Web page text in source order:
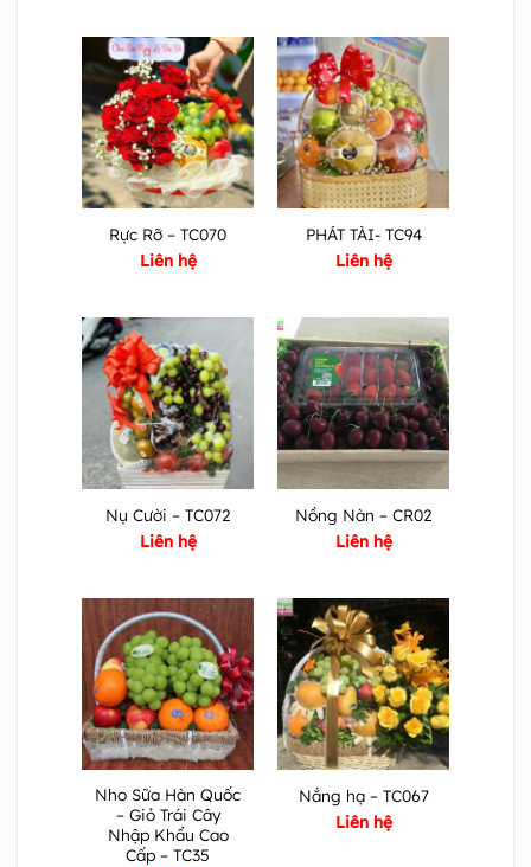
Rực Rỡ – TC070
Liên hệ
PHÁT TÀI- TC94
Liên hệ
Nụ Cười – TC072
Liên hệ
Nồng Nàn – CR02
Liên hệ
Nho Sữa Hàn Quốc
– Giỏ Trái Cây
Nhập Khẩu Cao
Cấp – TC35
Nắng hạ – TC067
Liên hệ